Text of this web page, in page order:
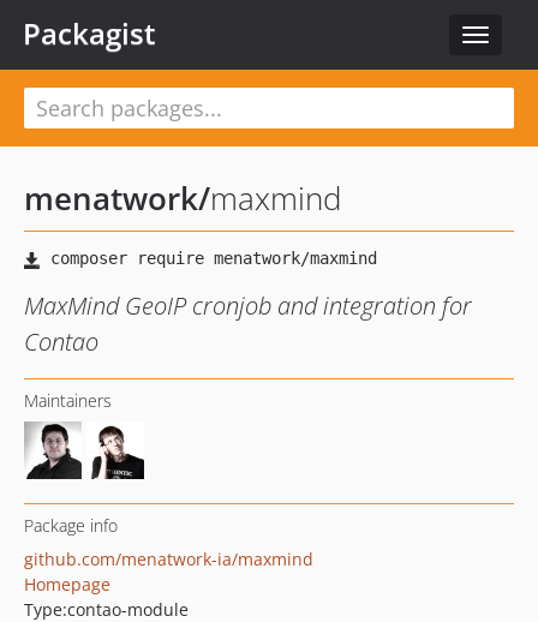
Toggle
Packagist
menatwork/maxmind
MaxMind GeoIP cronjob and integration for
Contao
Maintainers
Package info
github.com/menatwork-ia/maxmind
Homepage
Type:contao-module